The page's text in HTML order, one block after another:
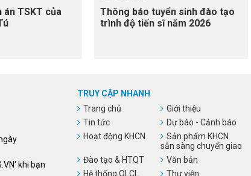
án TSKT của
Thông báo tuyển sinh đào tạo
trình độ tiến sĩ năm 2026
khi bạn
TRUY CẬP NHANH
Trang chủ
Giới thiệu
Tin tức
Dự báo - Cảnh báo
Hoạt động KHCN
Sản phẩm KHCN
sẵn sàng chuyển giao
Đào tạo & HTQT
Văn bản
Hệ thống QLCL
Thư viện